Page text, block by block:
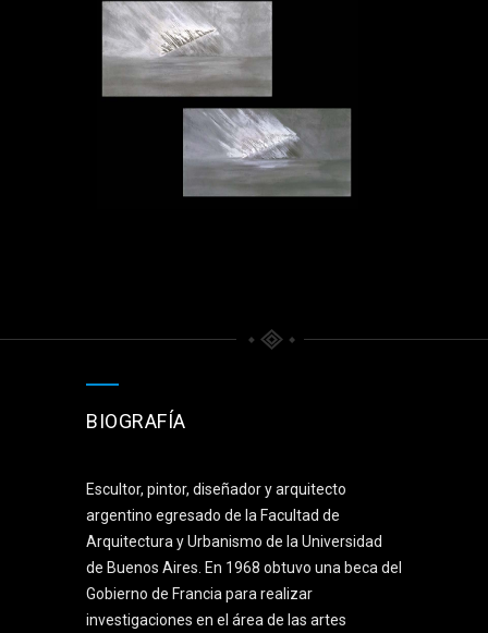
BIOGRAFÍA
Escultor, pintor, diseñador y arquitecto
argentino egresado de la Facultad de
Arquitectura y Urbanismo de la Universidad
de Buenos Aires. En 1968 obtuvo una beca del
Gobierno de Francia para realizar
investigaciones en el área de las artes